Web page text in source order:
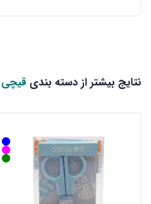
نتایج بیشتر از دسته بندی قیچی